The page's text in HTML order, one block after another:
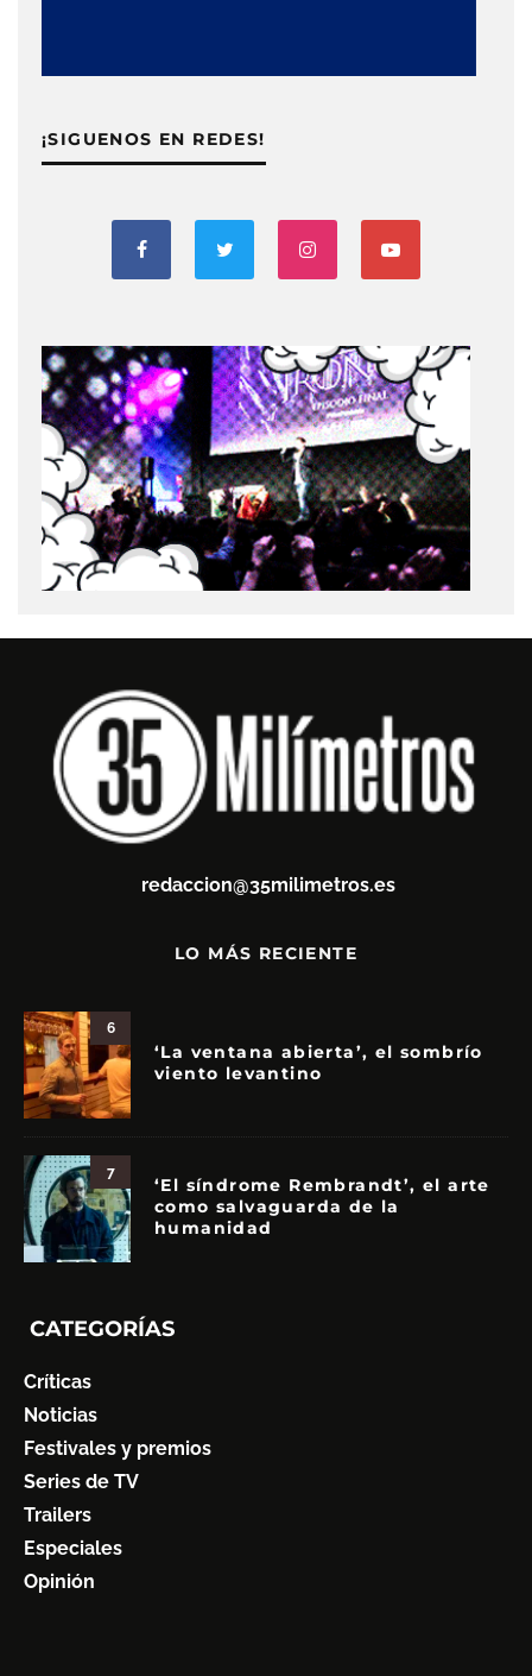
¡SIGUENOS EN REDES!
redaccion@35milimetros.es
LO MÁS RECIENTE
6
‘La ventana abierta’, el sombrío
viento levantino
7
‘El síndrome Rembrandt’, el arte
como salvaguarda de la
humanidad
CATEGORÍAS
Críticas
Noticias
Festivales y premios
Series de TV
Trailers
Especiales
Opinión